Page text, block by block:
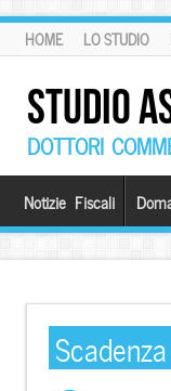
HOME LO STUDIO
STUDIO
DOTTORI
Notizie Fiscali